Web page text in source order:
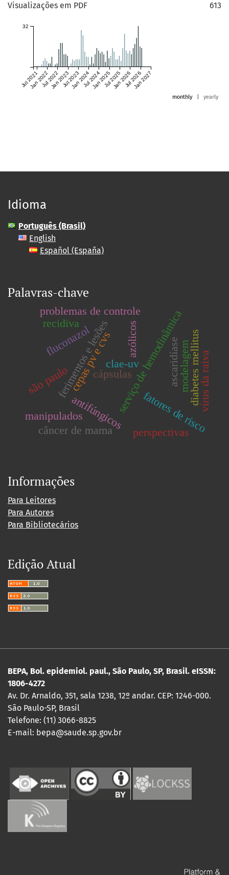
Visualizações em PDF 613
Jul 2021Jan 2022Jul 2022Jan 2023Jul 2023Jan 2024Jul 2024Jan 2025Jul 2025Jan 2026Jul 2026Jan 2027
32
monthly yearly
Idioma
Português (Brasil)
English
Español (España)
Palavras-chave
serviço de hemodinâmica
cápsulas
ferimentos e lesõesclae-uv
azólicos
fluconazol
antifúngicos
manipulados fatores de risco
câncer de mama perspectivas
problemas de controle
ascaridíasemodelagemdiabetes mellitus
cepas pv e cvs vírus da raiva
são paulo
recidiva
Informações
Para Leitores
Para Autores
Para Bibliotecários
Edição Atual
BEPA, Bol. epidemiol. paul., São Paulo, SP, Brasil. eISSN:
1806-4272
Av. Dr. Arnaldo, 351, sala 1238, 12º andar. CEP: 1246-000.
São Paulo-SP, Brasil
Telefone: (11) 3066-8825
E-mail: bepa@saude.sp.gov.br